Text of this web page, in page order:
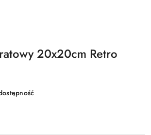
20x20cm Retro